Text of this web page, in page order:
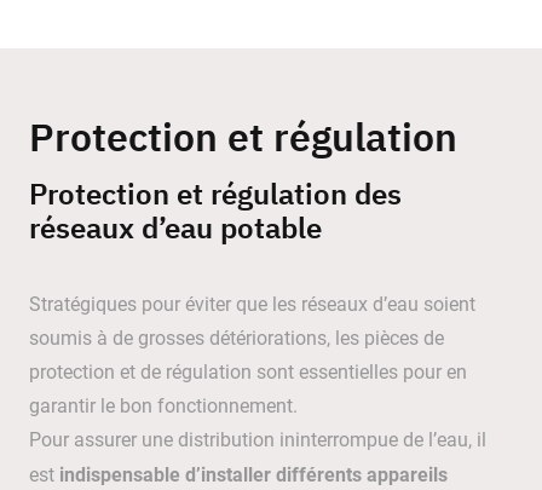
Protection et régulation
Protection et régulation des
réseaux d’eau potable
Stratégiques pour éviter que les réseaux d’eau soient
soumis à de grosses détériorations, les pièces de
protection et de régulation sont essentielles pour en
garantir le bon fonctionnement.
Pour assurer une distribution ininterrompue de l’eau, il
est indispensable d’installer différents appareils